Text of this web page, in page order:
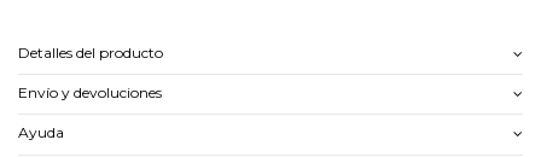
Detalles del producto
Envío y devoluciones
Ayuda